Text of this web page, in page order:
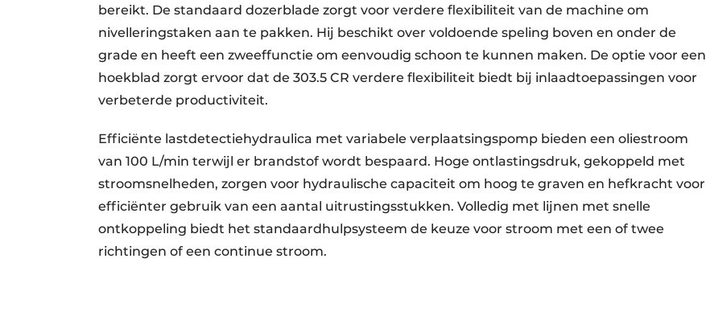
bereikt. De standaard dozerblade zorgt voor verdere flexibiliteit van de machine om
nivelleringstaken aan te pakken. Hij beschikt over voldoende speling boven en onder de
grade en heeft een zweeffunctie om eenvoudig schoon te kunnen maken. De optie voor een
hoekblad zorgt ervoor dat de 303.5 CR verdere flexibiliteit biedt bij inlaadtoepassingen voor
verbeterde productiviteit.
Efficiënte lastdetectiehydraulica met variabele verplaatsingspomp bieden een oliestroom
van 100 L/min terwijl er brandstof wordt bespaard. Hoge ontlastingsdruk, gekoppeld met
stroomsnelheden, zorgen voor hydraulische capaciteit om hoog te graven en hefkracht voor
efficiënter gebruik van een aantal uitrustingsstukken. Volledig met lijnen met snelle
ontkoppeling biedt het standaardhulpsysteem de keuze voor stroom met een of twee
richtingen of een continue stroom.